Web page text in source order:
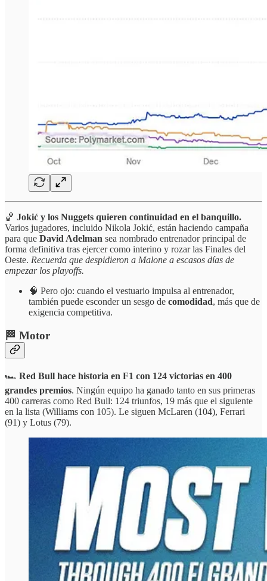
🏀 Jokić y los Nuggets quieren continuidad en el banquillo.
Varios jugadores, incluido Nikola Jokić, están haciendo campaña
para que David Adelman sea nombrado entrenador principal de
forma definitiva tras ejercer como interino y rozar las Finales del
Oeste. Recuerda que despidieron a Malone a escasos días de
empezar los playoffs.
🧠 Pero ojo: cuando el vestuario impulsa al entrenador,
también puede esconder un sesgo de comodidad, más que de
exigencia competitiva.
🏁 Motor
🏎️ Red Bull hace historia en F1 con 124 victorias en 400
grandes premios. Ningún equipo ha ganado tanto en sus primeras
400 carreras como Red Bull: 124 triunfos, 19 más que el siguiente
en la lista (Williams con 105). Le siguen McLaren (104), Ferrari
(91) y Lotus (79).